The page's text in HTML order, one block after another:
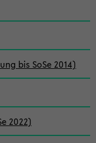
bis SoSe 2014)
2022)